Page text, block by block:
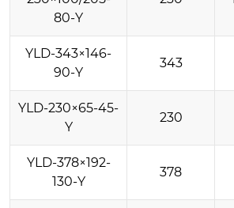
80-Y
YLD-343×146-
90-Y
343
YLD-230×65-45-
Y
230
YLD-378×192-
130-Y
378